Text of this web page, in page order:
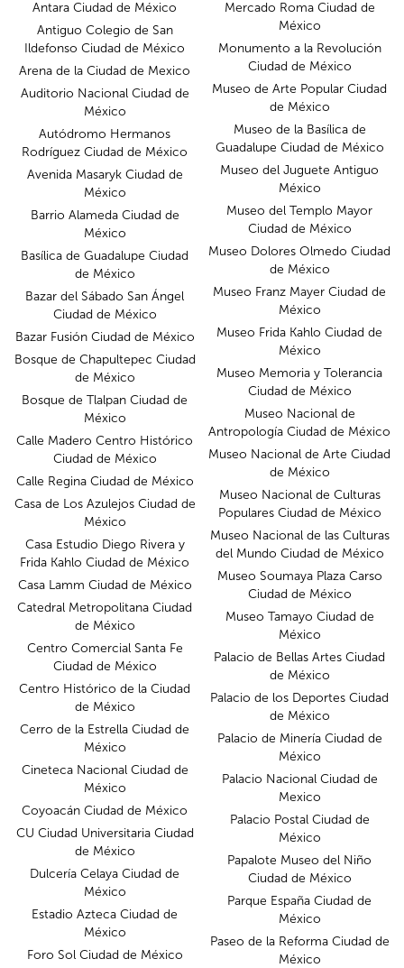
Antara Ciudad de México
Antiguo Colegio de San
Ildefonso Ciudad de México
Arena de la Ciudad de Mexico
Auditorio Nacional Ciudad de
México
Autódromo Hermanos
Rodríguez Ciudad de México
Avenida Masaryk Ciudad de
México
Barrio Alameda Ciudad de
México
Basílica de Guadalupe Ciudad
de México
Bazar del Sábado San Ángel
Ciudad de México
Bazar Fusión Ciudad de México
Bosque de Chapultepec Ciudad
de México
Bosque de Tlalpan Ciudad de
México
Calle Madero Centro Histórico
Ciudad de México
Calle Regina Ciudad de México
Casa de Los Azulejos Ciudad de
México
Casa Estudio Diego Rivera y
Frida Kahlo Ciudad de México
Casa Lamm Ciudad de México
Catedral Metropolitana Ciudad
de México
Centro Comercial Santa Fe
Ciudad de México
Centro Histórico de la Ciudad
de México
Cerro de la Estrella Ciudad de
México
Cineteca Nacional Ciudad de
México
Coyoacán Ciudad de México
CU Ciudad Universitaria Ciudad
de México
Dulcería Celaya Ciudad de
México
Estadio Azteca Ciudad de
México
Foro Sol Ciudad de México
Mercado Roma Ciudad de
México
Monumento a la Revolución
Ciudad de México
Museo de Arte Popular Ciudad
de México
Museo de la Basílica de
Guadalupe Ciudad de México
Museo del Juguete Antiguo
México
Museo del Templo Mayor
Ciudad de México
Museo Dolores Olmedo Ciudad
de México
Museo Franz Mayer Ciudad de
México
Museo Frida Kahlo Ciudad de
México
Museo Memoria y Tolerancia
Ciudad de México
Museo Nacional de
Antropología Ciudad de México
Museo Nacional de Arte Ciudad
de México
Museo Nacional de Culturas
Populares Ciudad de México
Museo Nacional de las Culturas
del Mundo Ciudad de México
Museo Soumaya Plaza Carso
Ciudad de México
Museo Tamayo Ciudad de
México
Palacio de Bellas Artes Ciudad
de México
Palacio de los Deportes Ciudad
de México
Palacio de Minería Ciudad de
México
Palacio Nacional Ciudad de
Mexico
Palacio Postal Ciudad de
México
Papalote Museo del Niño
Ciudad de México
Parque España Ciudad de
México
Paseo de la Reforma Ciudad de
México